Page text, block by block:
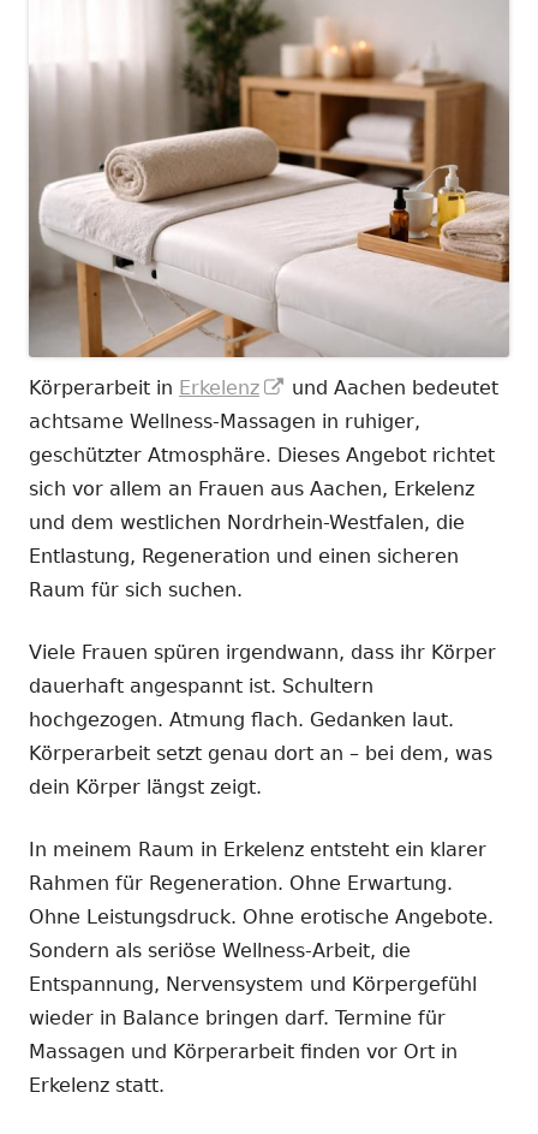
Körperarbeit in Erkelenz
In
neuem
Fenster
öffnen
und Aachen bedeutet
achtsame Wellness-Massagen in ruhiger,
geschützter Atmosphäre. Dieses Angebot richtet
sich vor allem an Frauen aus Aachen, Erkelenz
und dem westlichen Nordrhein-Westfalen, die
Entlastung, Regeneration und einen sicheren
Raum für sich suchen.
Viele Frauen spüren irgendwann, dass ihr Körper
dauerhaft angespannt ist. Schultern
hochgezogen. Atmung flach. Gedanken laut.
Körperarbeit setzt genau dort an – bei dem, was
dein Körper längst zeigt.
In meinem Raum in Erkelenz entsteht ein klarer
Rahmen für Regeneration. Ohne Erwartung.
Ohne Leistungsdruck. Ohne erotische Angebote.
Sondern als seriöse Wellness-Arbeit, die
Entspannung, Nervensystem und Körpergefühl
wieder in Balance bringen darf. Termine für
Massagen und Körperarbeit finden vor Ort in
Erkelenz statt.